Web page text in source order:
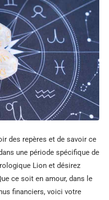
des repères et de savoir ce
une période spécifique de
Lion et désirez
ce soit en amour, dans le
financiers, voici votre